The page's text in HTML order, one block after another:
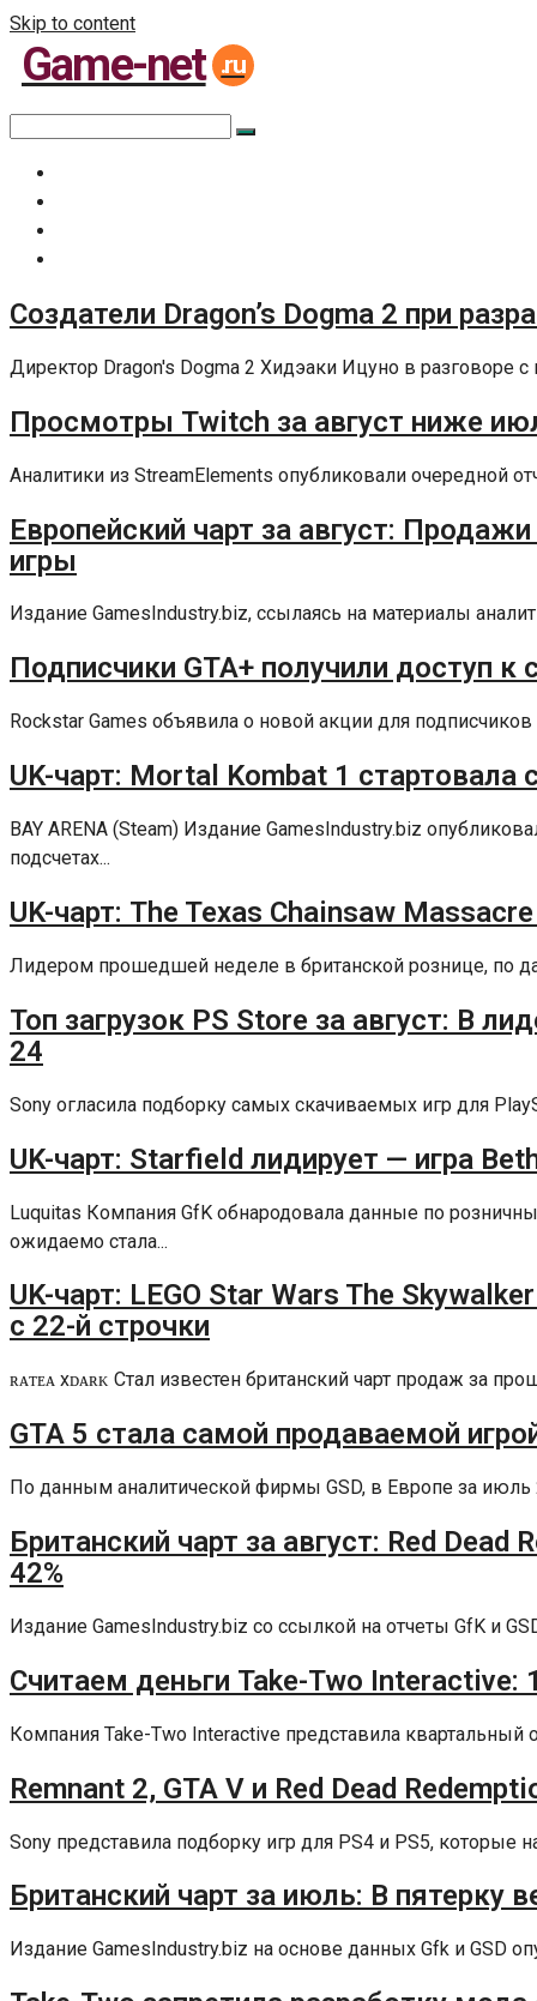
Skip to content
Game-net .ru
Создатели Dragon’s Dogma 2 при
Директор Dragon's Dogma 2 Хидэаки Ицуно в разговоре
Просмотры Twitch за август ниже
Аналитики из StreamElements опубликовали очередной
Европейский чарт за август:
игры
Издание GamesIndustry.biz, ссылаясь на материалы
Подписчики GTA+ получили доступ к
Rockstar Games объявила о новой акции для
UK-чарт: Mortal Kombat 1
BAY ARENA (Steam) Издание GamesIndustry.biz
подсчетах...
UK-чарт: The Texas Chainsaw
Лидером прошедшей неделе в британской рознице, по
Топ загрузок PS Store за август: В
24
Sony огласила подборку самых скачиваемых игр для
UK-чарт: Starfield лидирует — игра
Luquitas Компания GfK обнародовала данные по
ожидаемо стала...
UK-чарт: LEGO Star Wars The
с 22-й строчки
ʀᴀᴛᴇᴀ xᴅᴀʀᴋ Стал известен британский чарт продаж за
GTA 5 стала самой продаваемой
По данным аналитической фирмы GSD, в Европе за июль
Британский чарт за август: Red
42%
Издание GamesIndustry.biz со ссылкой на отчеты GfK и
Считаем деньги Take-Two
Компания Take-Two Interactive представила квартальный
Remnant 2, GTA V и Red Dead
Sony представила подборку игр для PS4 и PS5, которые
Британский чарт за июль: В пятерку
Издание GamesIndustry.biz на основе данных Gfk и GSD